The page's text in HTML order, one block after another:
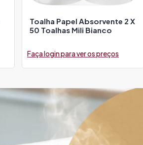
Toalha Papel Absorvente 2 X
50 Toalhas Mili Bianco
Faça login para ver os preços